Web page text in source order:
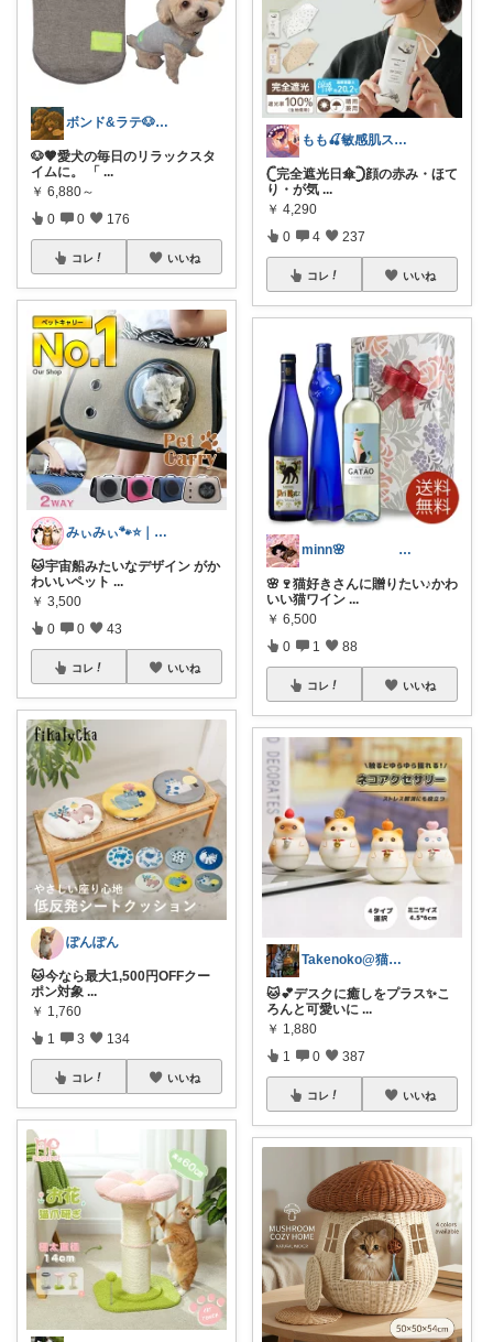
ボンド&ラテ🐶経由購入感謝です🙇
🐶🤎愛犬の毎日のリラックスタ
イムに。 「 ...
￥ 6,880～
0 0 176
コレ いいね
みぃみぃ🐾⭐｜猫と暮らすROOM
🐱宇宙船みたいなデザイン がか
わいいペット ...
￥ 3,500
0 0 43
コレ いいね
ぽんぽん
🐱今なら最大1,500円OFFクー
ポン対象 ...
￥ 1,760
1 3 134
コレ いいね
もも🍒敏感肌スキンケア⌇猫ちゃんと一緒
‎𓊆完全遮光日傘‎𓊇顔の赤み・ほて
り・が気 ...
￥ 4,290
0 4 237
コレ いいね
minn🌸 358
🌸🍷猫好きさんに贈りたい♪かわ
いい猫ワイン ...
￥ 6,500
0 1 88
コレ いいね
Takenoko@猫関連グッズ中心です！
🐱💕デスクに癒しをプラス✨こ
ろんと可愛いに ...
￥ 1,880
1 0 387
コレ いいね